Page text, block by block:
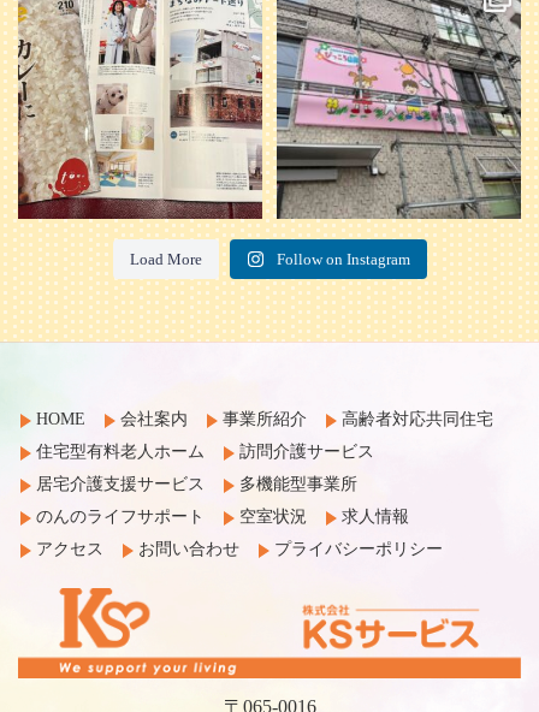
れました！...
28 1
準備が着々と進んでいます。
皆さんお楽しみに〜
...
26 0
Load More Follow on Instagram
HOME 会社案内 事業所紹介
高齢者対応共同住宅
住宅型有料老人ホーム
訪問介護サービス
居宅介護支援サービス
多機能型事業所
のんのライフサポート
空室状況
求人情報
アクセス
お問い合わせ プライバシーポリシー
〒065-0016